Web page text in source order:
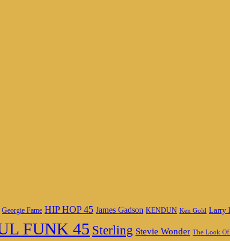
Georgie Fame HIP HOP 45 James Gadson KENDUN Ken Gold Larry
FUNK 45 Sterling Stevie Wonder The Look